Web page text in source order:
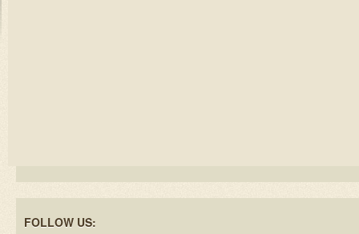
FOLLOW US: